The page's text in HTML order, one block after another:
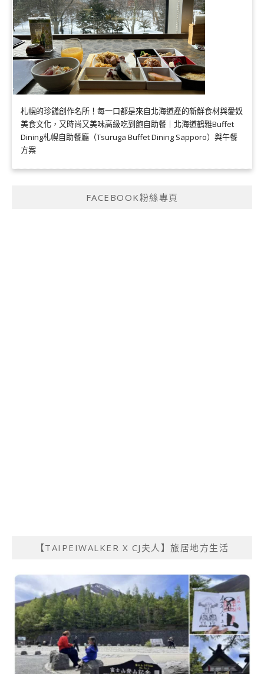
札幌的珍饈創作名所！每一口都是來自北海道產的新鮮食材與愛奴
美食文化，又時尚又美味高級吃到飽自助餐｜北海道鶴雅Buffet
Dining札幌自助餐廳（Tsuruga Buffet Dining Sapporo）與午餐
方案
FACEBOOK粉絲專頁
【TAIPEIWALKER X CJ夫人】旅居地方生活